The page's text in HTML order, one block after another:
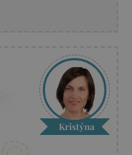
Kristýna